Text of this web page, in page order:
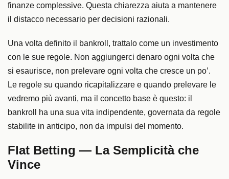
finanze complessive. Questa chiarezza aiuta a mantenere
il distacco necessario per decisioni razionali.
Una volta definito il bankroll, trattalo come un investimento
con le sue regole. Non aggiungerci denaro ogni volta che
si esaurisce, non prelevare ogni volta che cresce un po’.
Le regole su quando ricapitalizzare e quando prelevare le
vedremo più avanti, ma il concetto base è questo: il
bankroll ha una sua vita indipendente, governata da regole
stabilite in anticipo, non da impulsi del momento.
Flat Betting — La Semplicità che
Vince